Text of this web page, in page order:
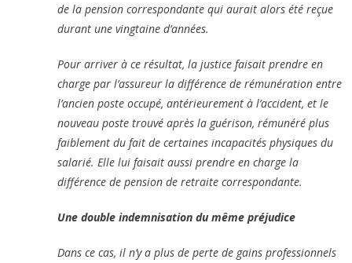
de la pension correspondante qui aurait alors été reçue
durant une vingtaine d’années.
Pour arriver à ce résultat, la justice faisait prendre en
charge par l’assureur la différence de rémunération entre
l’ancien poste occupé, antérieurement à l’accident, et le
nouveau poste trouvé après la guérison, rémunéré plus
faiblement du fait de certaines incapacités physiques du
salarié. Elle lui faisait aussi prendre en charge la
différence de pension de retraite correspondante.
Une double indemnisation du même préjudice
Dans ce cas, il n’y a plus de perte de gains professionnels